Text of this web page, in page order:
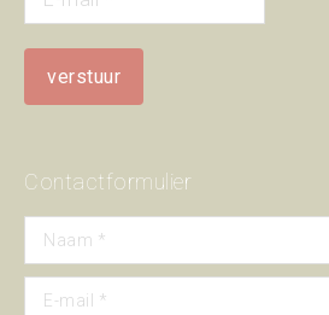
Contactformulier
Naam *
E-mail *